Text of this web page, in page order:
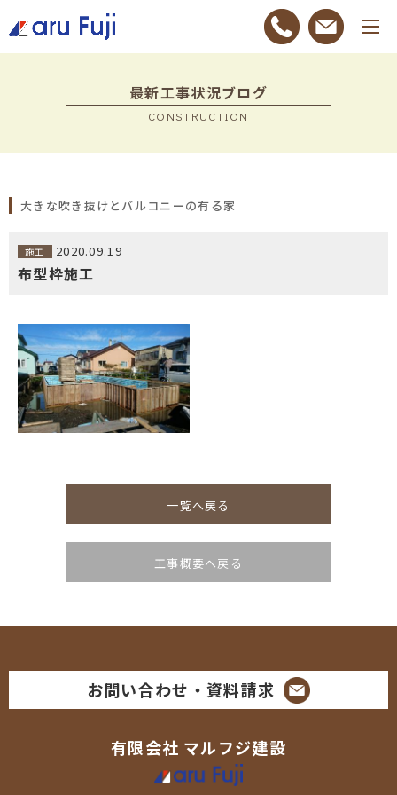
最新工事状況ブログ
CONSTRUCTION
大きな吹き抜けとバルコニーの有る家
施工 2020.09.19
布型枠施工
一覧へ戻る
工事概要へ戻る
お問い合わせ・資料請求
有限会社 マルフジ建設